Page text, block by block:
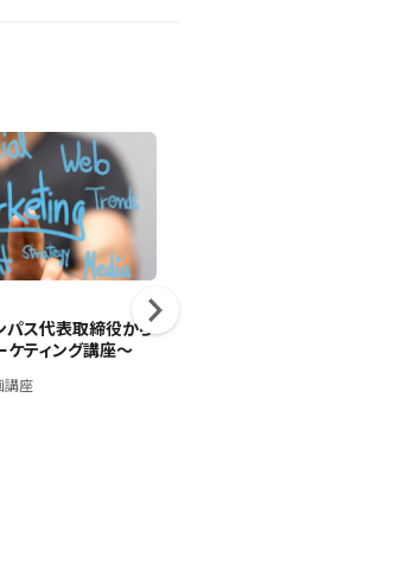
パス代表取締役から
ティング講座～
講座